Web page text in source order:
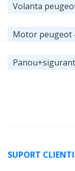
Volanta
Motor peugeot
SUPORT CLIENTI